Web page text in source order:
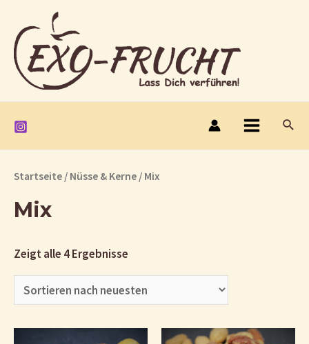
Inhalt
springen
Startseite / Nüsse & Kerne / Mix
Mix
Zeigt alle 4 Ergebnisse